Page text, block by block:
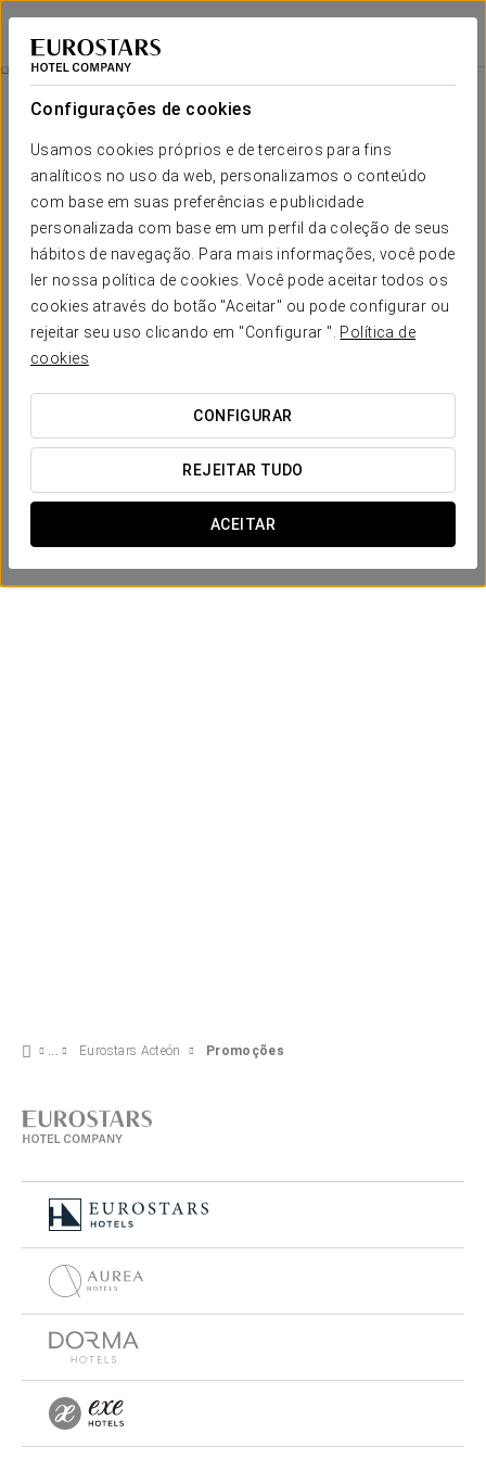
Configurações de cookies
Usamos cookies próprios e de terceiros para fins
analíticos no uso da web, personalizamos o conteúdo
com base em suas preferências e publicidade
personalizada com base em um perfil da coleção de seus
hábitos de navegação. Para mais informações, você pode
ler nossa política de cookies. Você pode aceitar todos os
cookies através do botão "Aceitar" ou pode configurar ou
rejeitar seu uso clicando em "Configurar ". Política de
cookies
CONFIGURAR
REJEITAR TUDO
ACEITAR
Eurostars Acteón
VALÊNCIA
Promoções
Promoções
Experiência Romântica
20€
Eurostars Acteón Promoções